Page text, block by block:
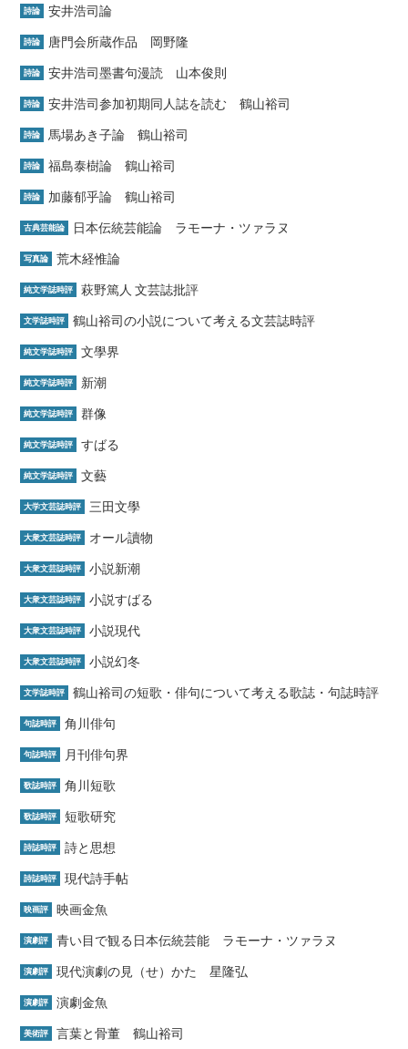
詩論 安井浩司論
詩論 唐門会所蔵作品 岡野隆
詩論 安井浩司墨書句漫読 山本俊則
詩論 安井浩司参加初期同人誌を読む 鶴山裕司
詩論 馬場あき子論 鶴山裕司
詩論 福島泰樹論 鶴山裕司
詩論 加藤郁乎論 鶴山裕司
古典芸能論 日本伝統芸能論 ラモーナ・ツァラヌ
写真論 荒木経惟論
純文学誌時評 萩野篤人 文芸誌批評
文学誌時評 鶴山裕司の小説について考える文芸誌時評
純文学誌時評 文學界
純文学誌時評 新潮
純文学誌時評 群像
純文学誌時評 すばる
純文学誌時評 文藝
大学文芸誌時評 三田文學
大衆文芸誌時評 オール讀物
大衆文芸誌時評 小説新潮
大衆文芸誌時評 小説すばる
大衆文芸誌時評 小説現代
大衆文芸誌時評 小説幻冬
文学誌時評 鶴山裕司の短歌・俳句について考える歌誌・句誌時評
句誌時評 角川俳句
句誌時評 月刊俳句界
歌誌時評 角川短歌
歌誌時評 短歌研究
詩誌時評 詩と思想
詩誌時評 現代詩手帖
映画評 映画金魚
演劇評 青い目で観る日本伝統芸能 ラモーナ・ツァラヌ
演劇評 現代演劇の見（せ）かた 星隆弘
演劇評 演劇金魚
美術評 言葉と骨董 鶴山裕司